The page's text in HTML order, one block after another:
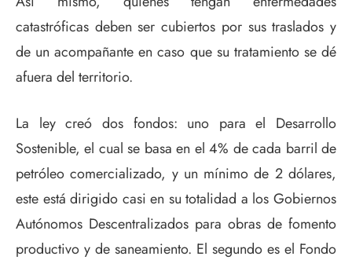
catastróficas deben ser cubiertos por sus traslados y
de un acompañante en caso que su tratamiento se dé
afuera del territorio.
La ley creó dos fondos: uno para el Desarrollo
Sostenible, el cual se basa en el 4% de cada barril de
petróleo comercializado, y un mínimo de 2 dólares,
este está dirigido casi en su totalidad a los Gobiernos
Autónomos Descentralizados para obras de fomento
productivo y de saneamiento. El segundo es el Fondo